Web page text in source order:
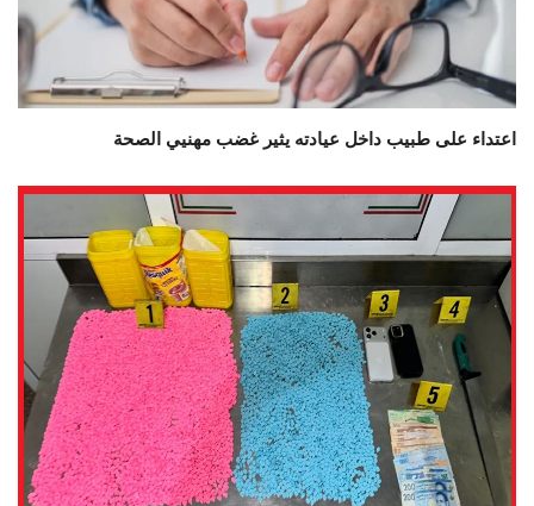
اعتداء على طبيب داخل عيادته يثير غضب مهنيي الصحة